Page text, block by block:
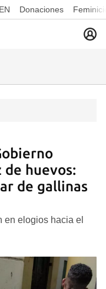
Donaciones
de huevos:
de gallinas
en elogios hacia el